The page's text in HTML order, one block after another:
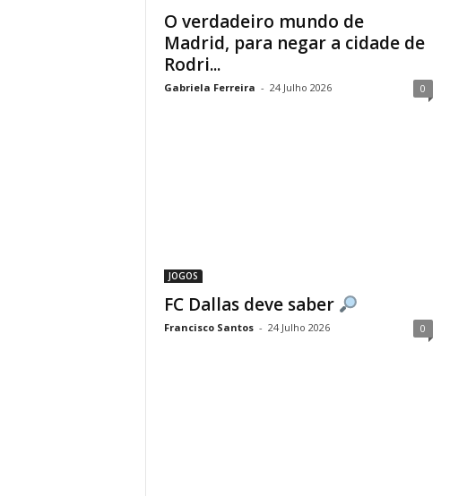
O verdadeiro mundo de
Madrid, para negar a cidade de
Rodri...
Gabriela Ferreira - 24 Julho 2026 0
JOGOS
FC Dallas deve saber
Francisco Santos - 24 Julho 2026 0